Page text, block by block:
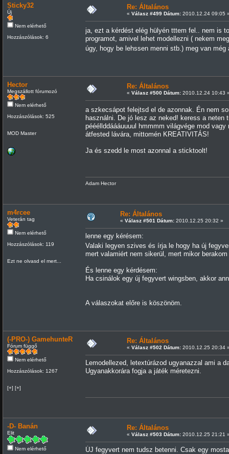
Sticky32
Új
Nem elérhető
Hozzászólások: 6
Re: Általános
« Válasz #499 Dátum:2010.12.24 09:05
ja, ezt a kérdést elég hülyén tttem fel.. nem is
programot, amivel lehet modellezni ( nekem
úgy, hogy be lehssen menni stb.) meg van
Hector
Megszállott fórumozó
Nem elérhető
Hozzászólások: 525
MOD Master
Re: Általános
« Válasz #500 Dátum:2010.12.24 10:43
a szkecsápot felejtsd el de azonnak. Én nem
használni. De jó lesz az neked! keress a neten
péééllddáááuuuul hmmmm világvége mod
átfested lávára, mittomén KREATIVITÁS!
Ja és szedd le most azonnal a sticktoolt!
Adam Hector
m4rcee
Veterán tag
Nem elérhető
Hozzászólások: 119
Ezt ne olvasd el mert...
Re: Általános
« Válasz #501 Dátum:2010.12.25 20:32 »
lenne egy kérésem:
Valaki legyen szives és írja le hogy ha új
mert valamiért nem sikerül, mert mikor
És lenne egy kérdésem:
Ha csinálok egy új fegyvert wingsben, akkor
A válaszokat előre is köszönöm.
(-PRO-) GamehunteR
Fórum függő
Nem elérhető
Hozzászólások: 1267
[+] [+]
Re: Általános
« Válasz #502 Dátum:2010.12.25 20:34
Lemodellezed, letextúrázod ugyanazzal ami a
Ugyanakkorára fogja a játék méretezni.
-D- Banán
Elit
Nem elérhető
Re: Általános
« Válasz #503 Dátum:2010.12.25 21:21
ÚJ fegyvert nem tudsz betenni. Csak egy